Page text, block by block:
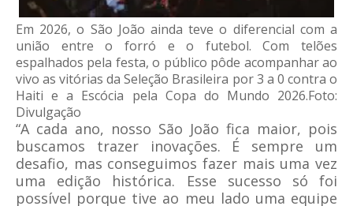
Em 2026, o São João ainda teve o diferencial com a
união entre o forró e o futebol. Com telões
espalhados pela festa, o público pôde acompanhar ao
vivo as vitórias da Seleção Brasileira por 3 a 0 contra o
Haiti e a Escócia pela Copa do Mundo 2026.Foto:
Divulgação
“A cada ano, nosso São João fica maior, pois
buscamos trazer inovações. É sempre um
desafio, mas conseguimos fazer mais uma vez
uma edição histórica. Esse sucesso só foi
possível porque tive ao meu lado uma equipe